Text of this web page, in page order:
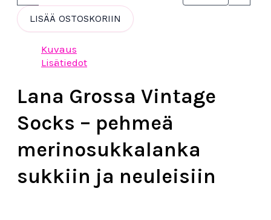
LISÄÄ OSTOSKORIIN
Kuvaus
Lisätiedot
Lana Grossa Vintage
Socks – pehmeä
merinosukkalanka
sukkiin ja neuleisiin